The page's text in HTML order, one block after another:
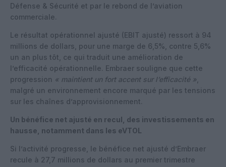
Défense & Sécurité et par le rebond de l’aviation
commerciale.
Le résultat opérationnel ajusté (EBIT ajusté) ressort à 94
millions de dollars, pour une marge de 6,5%, contre 5,6%
un an plus tôt, ce qui traduit une amélioration de
l’efficacité opérationnelle. Embraer souligne que cette
progression « maintient un fort accent sur l’efficacité »
malgré un environnement encore marqué par les tensions
sur les chaînes d’approvisionnement.
Un bénéfice net ajusté en recul, des investissements en
hausse, notamment dans les eVTOL
Si l’activité progresse, le bénéfice net ajusté d’Embraer
recule à 27,7 millions de dollars au premier trimestre